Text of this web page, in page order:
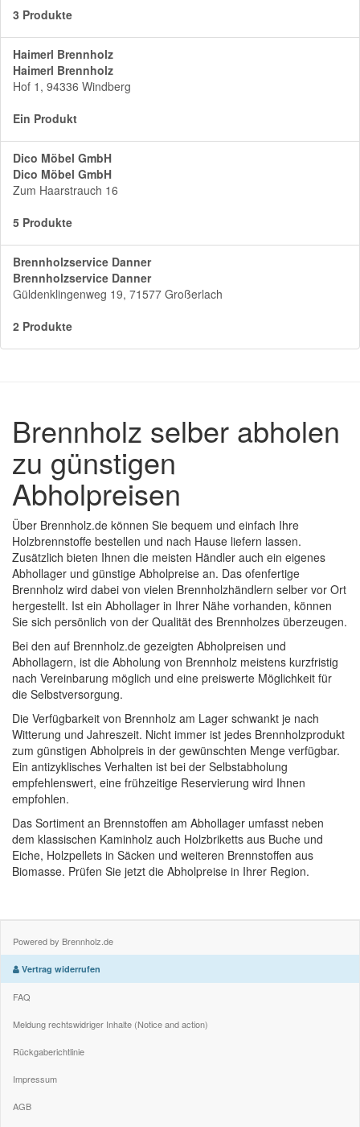
3 Produkte
Haimerl Brennholz
Haimerl Brennholz
Hof 1, 94336 Windberg
Ein Produkt
Dico Möbel GmbH
Dico Möbel GmbH
Zum Haarstrauch 16
5 Produkte
Brennholzservice Danner
Brennholzservice Danner
Güldenklingenweg 19, 71577 Großerlach
2 Produkte
Brennholz selber abholen
zu günstigen
Abholpreisen
Über Brennholz.de können Sie bequem und einfach Ihre
Holzbrennstoffe bestellen und nach Hause liefern lassen.
Zusätzlich bieten Ihnen die meisten Händler auch ein eigenes
Abhollager und günstige Abholpreise an. Das ofenfertige
Brennholz wird dabei von vielen Brennholzhändlern selber vor Ort
hergestellt. Ist ein Abhollager in Ihrer Nähe vorhanden, können
Sie sich persönlich von der Qualität des Brennholzes überzeugen.
Bei den auf Brennholz.de gezeigten Abholpreisen und
Abhollagern, ist die Abholung von Brennholz meistens kurzfristig
nach Vereinbarung möglich und eine preiswerte Möglichkeit für
die Selbstversorgung.
Die Verfügbarkeit von Brennholz am Lager schwankt je nach
Witterung und Jahreszeit. Nicht immer ist jedes Brennholzprodukt
zum günstigen Abholpreis in der gewünschten Menge verfügbar.
Ein antizyklisches Verhalten ist bei der Selbstabholung
empfehlenswert, eine frühzeitige Reservierung wird Ihnen
empfohlen.
Das Sortiment an Brennstoffen am Abhollager umfasst neben
dem klassischen Kaminholz auch Holzbriketts aus Buche und
Eiche, Holzpellets in Säcken und weiteren Brennstoffen aus
Biomasse. Prüfen Sie jetzt die Abholpreise in Ihrer Region.
Powered by Brennholz.de
Vertrag widerrufen
FAQ
Meldung rechtswidriger Inhalte (Notice and action)
Rückgaberichtlinie
Impressum
AGB